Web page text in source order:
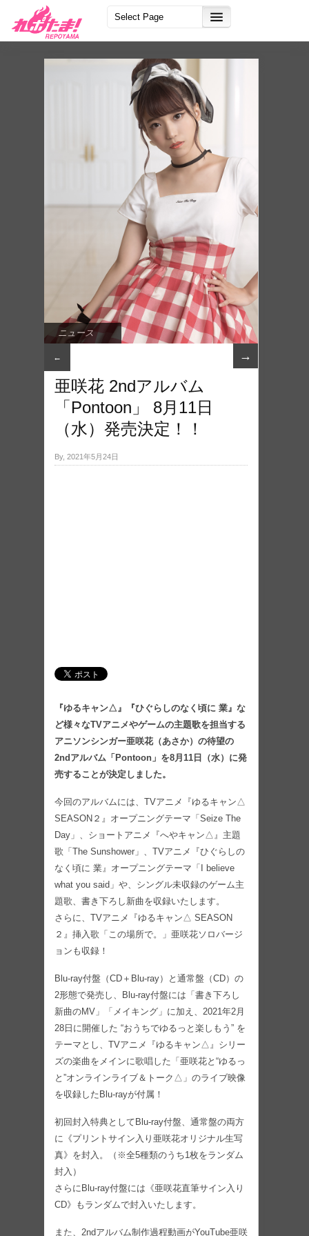
ニュース
← →
亜咲花 2ndアルバム
「Pontoon」 8月11日
（水）発売決定！！
By, 2021年5月24日
『ゆるキャン△』『ひぐらしのなく頃に 業』な
ど様々なTVアニメやゲームの主題歌を担当する
アニソンシンガー亜咲花（あさか）の待望の
2ndアルバム「Pontoon」を8月11日（水）に発
売することが決定しました。
今回のアルバムには、TVアニメ『ゆるキャン△
SEASON２』オープニングテーマ「Seize The
Day」、ショートアニメ『へやキャン△』主題
歌「The Sunshower」、TVアニメ『ひぐらしの
なく頃に 業』オープニングテーマ「I believe
what you said」や、シングル未収録のゲーム主
題歌、書き下ろし新曲を収録いたします。
さらに、TVアニメ『ゆるキャン△ SEASON
２』挿入歌「この場所で。」亜咲花ソロバージ
ョンも収録！
Blu-ray付盤（CD＋Blu-ray）と通常盤（CD）の
2形態で発売し、Blu-ray付盤には「書き下ろし
新曲のMV」「メイキング」に加え、2021年2月
28日に開催した “おうちでゆるっと楽しもう” を
テーマとし、TVアニメ『ゆるキャン△』シリー
ズの楽曲をメインに歌唱した「亜咲花と“ゆるっ
と”オンラインライブ＆トーク△」のライブ映像
を収録したBlu-rayが付属！
初回封入特典としてBlu-ray付盤、通常盤の両方
に《プリントサイン入り亜咲花オリジナル生写
真》を封入。（※全5種類のうち1枚をランダム
封入）
さらにBlu-ray付盤には《亜咲花直筆サイン入り
CD》もランダムで封入いたします。
また、2ndアルバム制作過程動画がYouTube亜咲